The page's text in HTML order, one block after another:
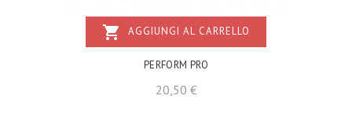
shopping_cart AGGIUNGI AL CARRELLO
PERFORM PRO
20,50 €Prezzo